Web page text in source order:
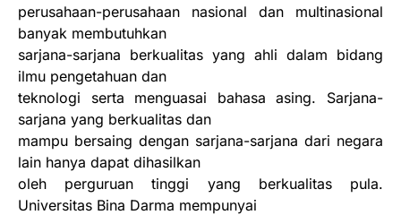
perusahaan-perusahaan nasional dan multinasional
banyak membutuhkan
sarjana-sarjana berkualitas yang ahli dalam bidang
ilmu pengetahuan dan
teknologi serta menguasai bahasa asing. Sarjana-
sarjana yang berkualitas dan
mampu bersaing dengan sarjana-sarjana dari negara
lain hanya dapat dihasilkan
oleh perguruan tinggi yang berkualitas pula.
Universitas Bina Darma mempunyai